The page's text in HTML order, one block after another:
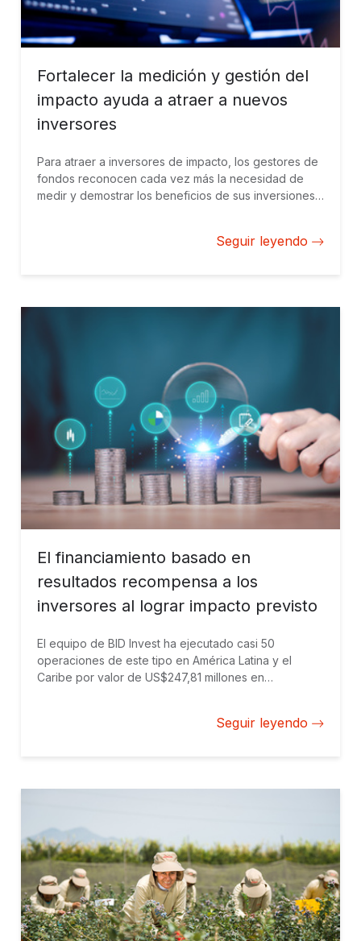
Fortalecer la medición y gestión del
impacto ayuda a atraer a nuevos
inversores
Para atraer a inversores de impacto, los gestores de
fondos reconocen cada vez más la necesidad de
medir y demostrar los beneficios de sus inversiones
desde cero su capacidad de medición y gestión del
Seguir leyendo
El financiamiento basado en
resultados recompensa a los
inversores al lograr impacto previsto
El equipo de BID Invest ha ejecutado casi 50
operaciones de este tipo en América Latina y el
Caribe por valor de US$247,81 millones en
Seguir leyendo